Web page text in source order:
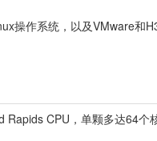
操作系统，以及VMware和
CPU，单颗多达64个